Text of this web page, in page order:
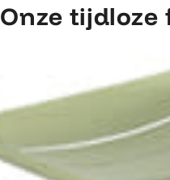
Onze tijdloze